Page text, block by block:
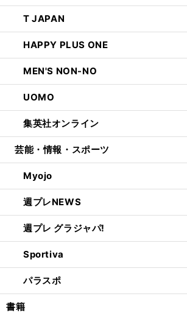
T JAPAN
HAPPY PLUS ONE
MEN'S NON-NO
UOMO
集英社オンライン
芸能・情報・スポーツ
Myojo
週プレNEWS
週プレ グラジャパ!
Sportiva
パラスポ
書籍